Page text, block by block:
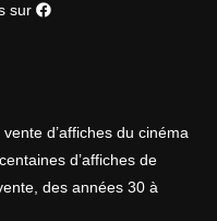
sur
d’affiches du cinéma
d’affiches de
des années 30 à